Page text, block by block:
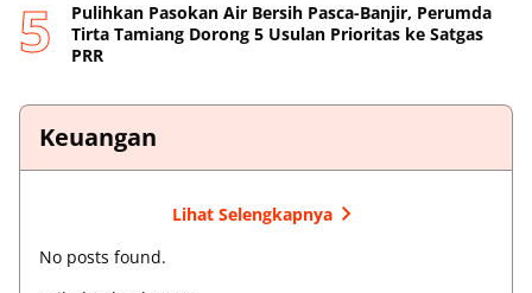
Pulihkan Pasokan Air Bersih Pasca-Banjir, Perumda
Tirta Tamiang Dorong 5 Usulan Prioritas ke Satgas
PRR
Keuangan
Lihat Selengkapnya
No posts found.